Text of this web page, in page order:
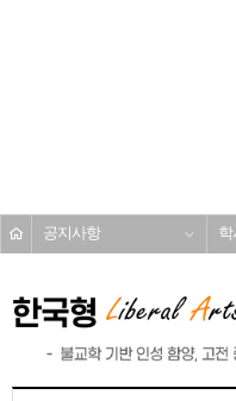
공지사항 학